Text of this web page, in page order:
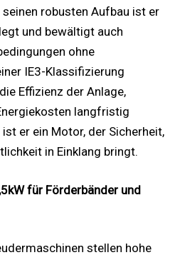
robusten Aufbau ist er
und bewältigt auch
ohne
IE3-Klassifizierung
Effizienz der Anlage,
langfristig
er ein Motor, der Sicherheit,
in Einklang bringt.
für Förderbänder und
stellen hohe